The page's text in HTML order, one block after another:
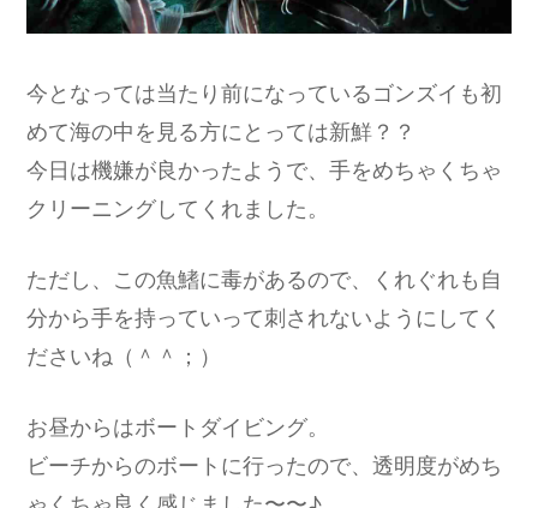
今となっては当たり前になっているゴンズイも初
めて海の中を見る方にとっては新鮮？？
今日は機嫌が良かったようで、手をめちゃくちゃ
クリーニングしてくれました。
ただし、この魚鰭に毒があるので、くれぐれも自
分から手を持っていって刺されないようにしてく
ださいね（＾＾；）
お昼からはボートダイビング。
ビーチからのボートに行ったので、透明度がめち
ゃくちゃ良く感じました〜〜♪